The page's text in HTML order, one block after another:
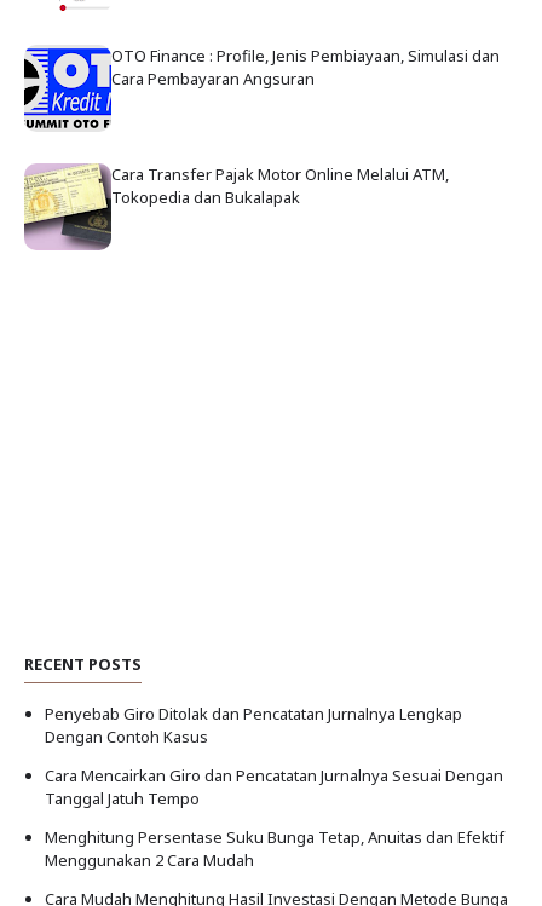
OTO Finance : Profile, Jenis Pembiayaan, Simulasi dan
Cara Pembayaran Angsuran
Cara Transfer Pajak Motor Online Melalui ATM,
Tokopedia dan Bukalapak
RECENT POSTS
Penyebab Giro Ditolak dan Pencatatan Jurnalnya Lengkap
Dengan Contoh Kasus
Cara Mencairkan Giro dan Pencatatan Jurnalnya Sesuai Dengan
Tanggal Jatuh Tempo
Menghitung Persentase Suku Bunga Tetap, Anuitas dan Efektif
Menggunakan 2 Cara Mudah
Cara Mudah Menghitung Hasil Investasi Dengan Metode Bunga